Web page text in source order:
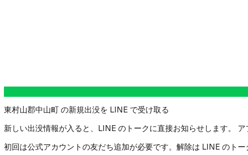
東村山郡中山町 の新規出没を LINE で受け取る
新しい出没情報が入ると、LINE のトークに直接お知らせします。
初回は公式アカウントの友だち追加が必要です。解除は LINE のトー